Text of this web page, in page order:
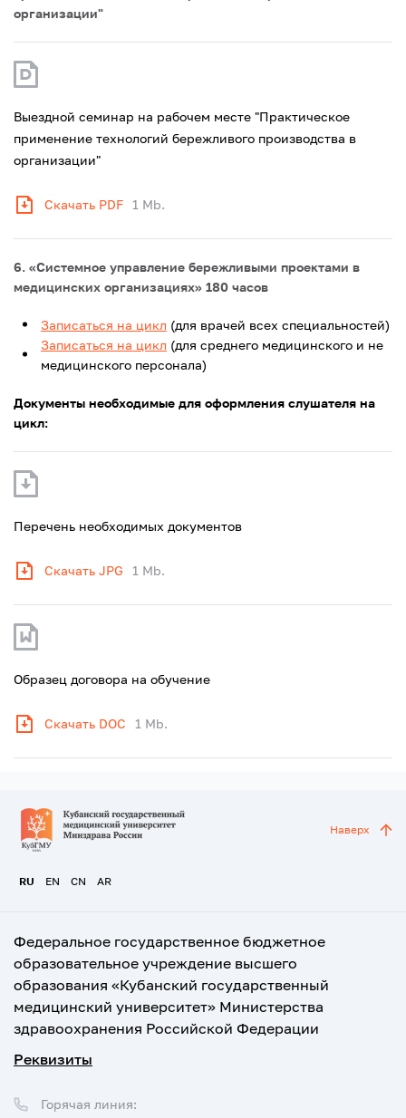
организации"
Выездной семинар на рабочем месте "Практическое
применение технологий бережливого производства в
организации"
Скачать PDF 1 Mb.
6. «Системное управление бережливыми проектами в
медицинских организациях» 180 часов
Записаться на цикл (для врачей всех специальностей)
Записаться на цикл (для среднего медицинского и не
медицинского персонала)
Документы необходимые для оформления слушателя на
цикл:
Перечень необходимых документов
Скачать JPG 1 Mb.
Образец договора на обучение
Скачать DOC 1 Mb.
RU EN CN AR
Наверх
Федеральное государственное бюджетное
образовательное учреждение высшего
образования «Кубанский государственный
медицинский университет» Министерства
здравоохранения Российской Федерации
Реквизиты
Горячая линия: